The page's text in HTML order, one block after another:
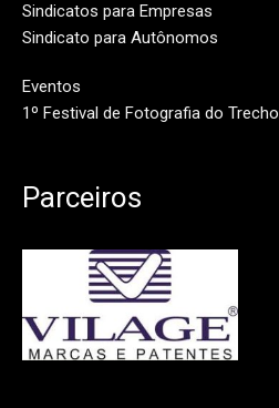
Sindicatos para Empresas
Sindicato para Autônomos
Eventos
1º Festival de Fotografia do Trecho
Parceiros